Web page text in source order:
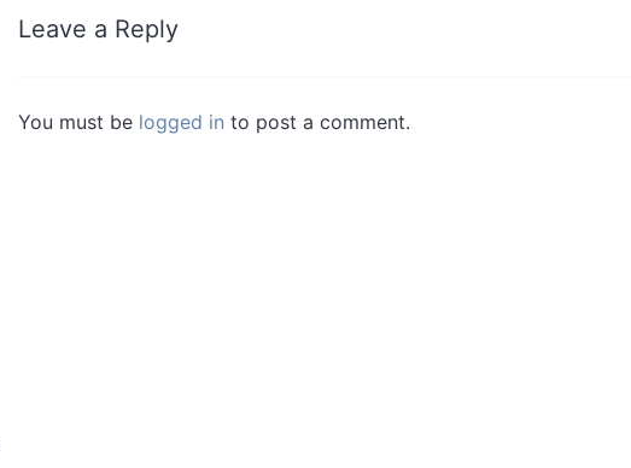
Leave a Reply
You must be logged in to post a comment.